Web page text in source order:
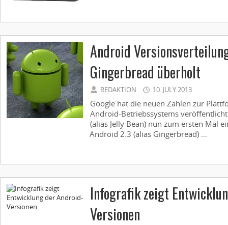
Android
Gingerbread überholt
REDAKTION 10. JULY 2013
Google hat die neuen Zahlen zur
Android-Betriebssystems
(alias Jelly Bean) nun zum ersten Mal
Android 2.3 (alias Gingerbread) ...
Infografik zeigt
Versionen